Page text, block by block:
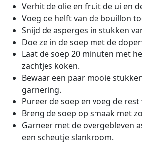
Verhit de olie en fruit de ui en
Voeg de helft van de bouillon
Snijd de asperges in stukken
Doe ze in de soep met de
Laat de soep 20 minuten met
zachtjes koken.
Bewaar een paar mooie
garnering.
Pureer de soep en voeg de
Breng de soep op smaak met
Garneer met de overgebleven
een scheutje slankroom.